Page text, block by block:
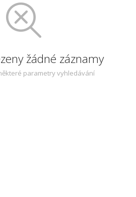
žádné záznamy
parametry vyhledávání